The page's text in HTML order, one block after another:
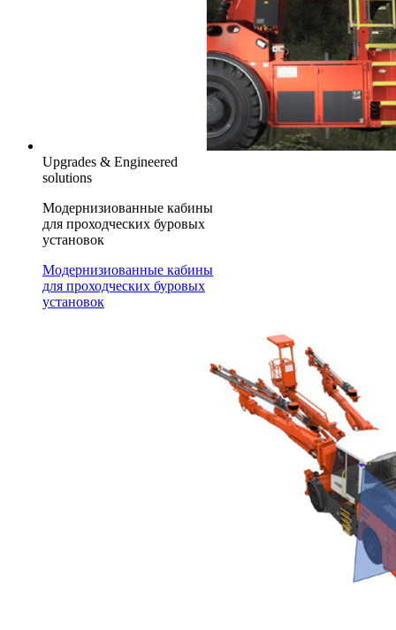
Upgrades & Engineered
solutions
Модернизиованные кабины
для проходческих буровых
установок
Модернизиованные кабины
для проходческих буровых
установок